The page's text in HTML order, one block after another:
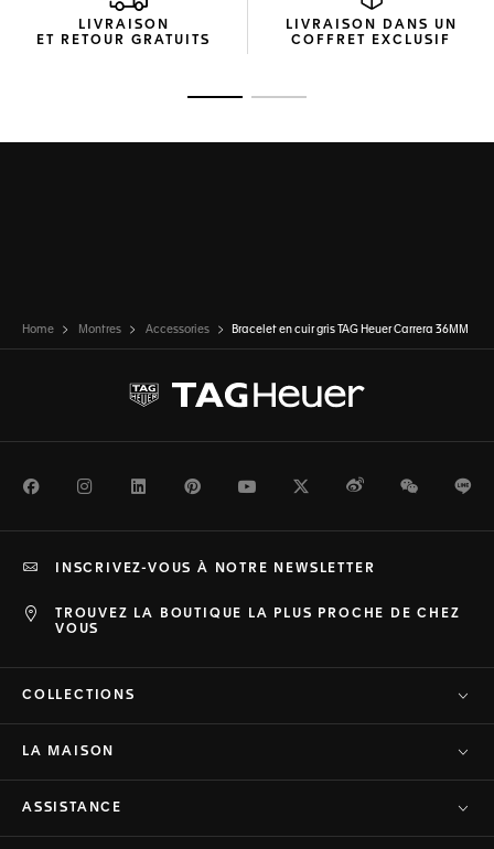
LIVRAISON
ET RETOUR GRATUITS
LIVRAISON DANS UN
COFFRET EXCLUSIF
Home Montres Accessories Bracelet en cuir gris TAG Heuer Carrera 36MM
FacebookInstagramLinkedInPinterestYoutubeTwitterWeiboWeChat
TROUVEZ LA BOUTIQUE LA PLUS PROCHE DE CHEZ
VOUS
INSCRIVEZ-VOUS À NOTRE NEWSLETTER
COLLECTIONS
LA MAISON
ASSISTANCE